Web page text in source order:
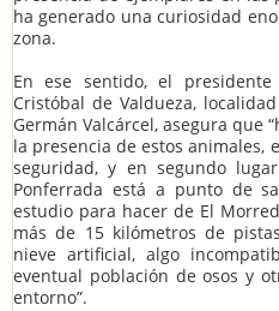
ha generado una curiosidad
zona.
En ese sentido, el
Cristóbal de Valdueza,
Germán Valcárcel, asegura que
la presencia de estos animales,
seguridad, y en segundo
Ponferrada está a punto de
estudio para hacer de El
más de 15 kilómetros de
nieve artificial, algo
eventual población de osos y
entorno”.